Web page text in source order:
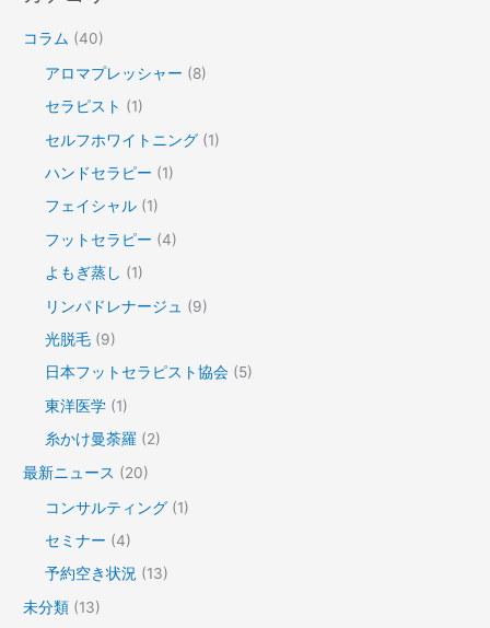
コラム (40)
アロマプレッシャー (8)
セラピスト (1)
セルフホワイトニング (1)
ハンドセラピー (1)
フェイシャル (1)
フットセラピー (4)
よもぎ蒸し (1)
リンパドレナージュ (9)
光脱毛 (9)
日本フットセラピスト協会 (5)
東洋医学 (1)
糸かけ曼荼羅 (2)
最新ニュース (20)
コンサルティング (1)
セミナー (4)
予約空き状況 (13)
未分類 (13)